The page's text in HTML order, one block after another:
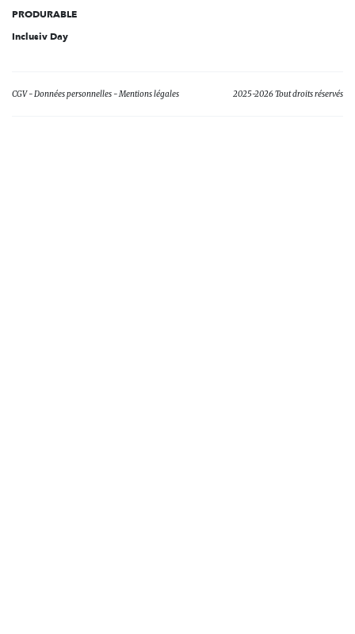
PRODURABLE
Inclusiv Day
CGV Données personnelles Mentions légales 2025-2026 Tout droits réservés